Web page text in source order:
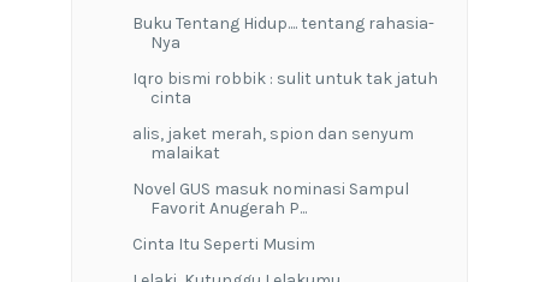
Buku Tentang Hidup.... tentang rahasia-
Nya
Iqro bismi robbik : sulit untuk tak jatuh
cinta
alis, jaket merah, spion dan senyum
malaikat
Novel GUS masuk nominasi Sampul
Favorit Anugerah P...
Cinta Itu Seperti Musim